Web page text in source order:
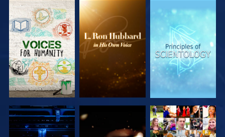
VERKEN DE
SERIE
VERKEN DE
SERIE
VERKEN DE
SERIE
VERKEN DE
VERKEN DE
KIJK